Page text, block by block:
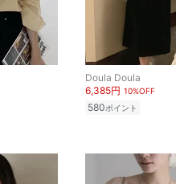
Doula Doula
6,385円 10%OFF
580ポイント